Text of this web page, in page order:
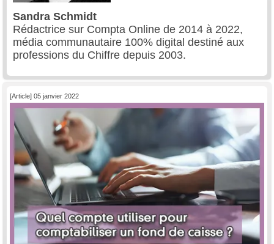
Sandra Schmidt
Rédactrice sur Compta Online de 2014 à 2022,
média communautaire 100% digital destiné aux
professions du Chiffre depuis 2003.
[Article] 05 janvier 2022